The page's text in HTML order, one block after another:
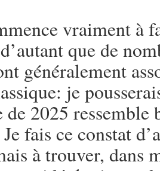
vraiment à
que de
généralement
je
de 2025
fais ce constat
à trouver, dans